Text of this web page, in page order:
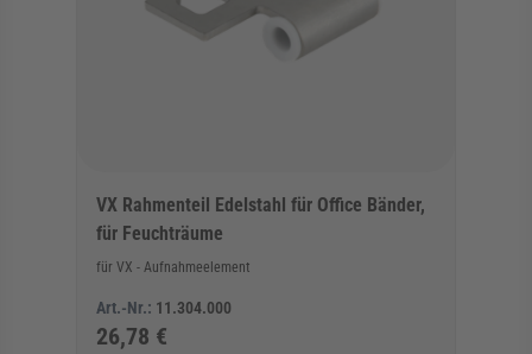
VX Rahmenteil Edelstahl für Office Bänder,
für Feuchträume
für VX - Aufnahmeelement
Art.-Nr.: 11.304.000
26,78 €